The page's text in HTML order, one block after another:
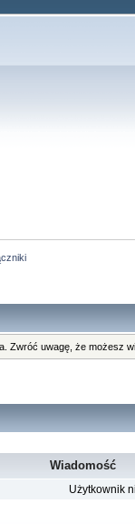
uwagę, że możesz
Wiadomość
Użytkownik